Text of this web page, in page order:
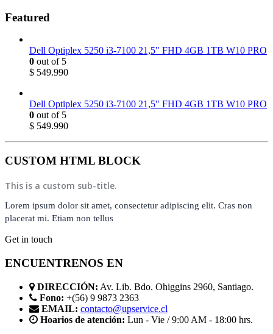
Featured
Dell Optiplex 5250 i3-7100 21,5" FHD 4GB 1TB W10 PRO
0 out of 5
$ 549.990
Dell Optiplex 5250 i3-7100 21,5" FHD 4GB 1TB W10 PRO
0 out of 5
$ 549.990
CUSTOM HTML BLOCK
This is a custom sub-title.
Lorem ipsum dolor sit amet, consectetur adipiscing elit. Cras non
placerat mi. Etiam non tellus
Get in touch
ENCUENTRENOS EN
DIRECCIÓN: Av. Lib. Bdo. Ohiggins 2960, Santiago.
Fono: +(56) 9 9873 2363
EMAIL: contacto@upservice.cl
Hoarios de atención: Lun - Vie / 9:00 AM - 18:00 hrs.